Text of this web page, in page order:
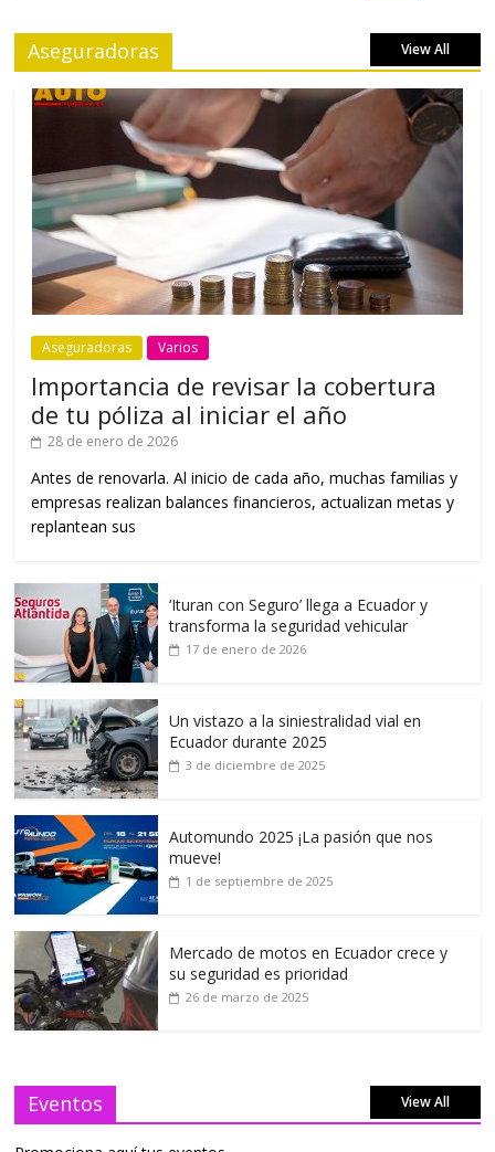
Aseguradoras View All
Aseguradoras Varios
Importancia de revisar la cobertura
de tu póliza al iniciar el año
28 de enero de 2026
Antes de renovarla. Al inicio de cada año, muchas familias y
empresas realizan balances financieros, actualizan metas y
replantean sus
‘Ituran con Seguro’ llega a Ecuador y
transforma la seguridad vehicular
17 de enero de 2026
Un vistazo a la siniestralidad vial en
Ecuador durante 2025
3 de diciembre de 2025
Automundo 2025 ¡La pasión que nos
mueve!
1 de septiembre de 2025
Mercado de motos en Ecuador crece y
su seguridad es prioridad
26 de marzo de 2025
Eventos View All